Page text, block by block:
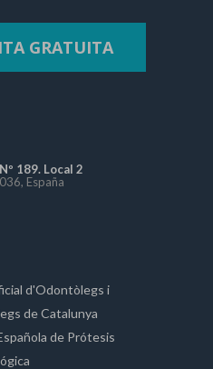
GRATUITA
189. Local 2
España
d'Odontòlegs i
de Catalunya
de Prótesis